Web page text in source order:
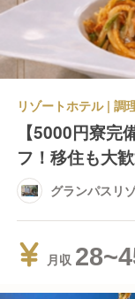
【5000円寮完
フ！移住も大歓
グランパスリ
月収